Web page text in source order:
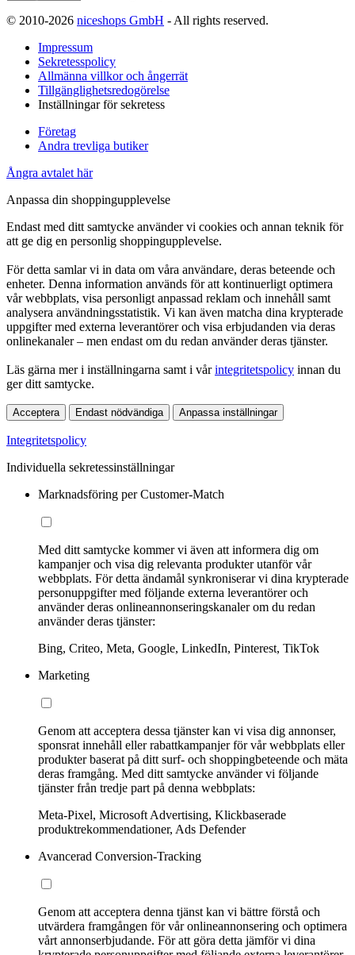
© 2010-2026 niceshops GmbH - All rights reserved.
Impressum
Sekretesspolicy
Allmänna villkor och ångerrät
Tillgänglighetsredogörelse
Inställningar för sekretess
Företag
Andra trevliga butiker
Ångra avtalet här
Anpassa din shoppingupplevelse
Endast med ditt samtycke använder vi cookies och annan teknik för
att ge dig en personlig shoppingupplevelse.
För detta samlar vi in data om våra användare, deras beteende och
enheter. Denna information används för att kontinuerligt optimera
vår webbplats, visa personligt anpassad reklam och innehåll samt
analysera användningsstatistik. Vi kan även matcha dina krypterade
uppgifter med externa leverantörer och visa erbjudanden via deras
onlinekanaler – men endast om du redan använder deras tjänster.
Läs gärna mer i inställningarna samt i vårintegritetspolicy innan du
ger ditt samtycke.
Acceptera Endast nödvändiga Anpassa inställningar
Integritetspolicy
Individuella sekretessinställningar
Marknadsföring per Customer-Match
Med ditt samtycke kommer vi även att informera dig om
kampanjer och visa dig relevanta produkter utanför vår
webbplats. För detta ändamål synkroniserar vi dina krypterade
personuppgifter med följande externa leverantörer och
använder deras onlineannonseringskanaler om du redan
använder deras tjänster:
Bing, Criteo, Meta, Google, LinkedIn, Pinterest, TikTok
Marketing
Genom att acceptera dessa tjänster kan vi visa dig annonser,
sponsrat innehåll eller rabattkampanjer för vår webbplats eller
produkter baserat på ditt surf- och shoppingbeteende och mäta
deras framgång. Med ditt samtycke använder vi följande
tjänster från tredje part på denna webbplats:
Meta-Pixel, Microsoft Advertising, Klickbaserade
produktrekommendationer, Ads Defender
Avancerad Conversion-Tracking
Genom att acceptera denna tjänst kan vi bättre förstå och
utvärdera framgången för vår onlineannonsering och optimera
vårt annonserbjudande. För att göra detta jämför vi dina